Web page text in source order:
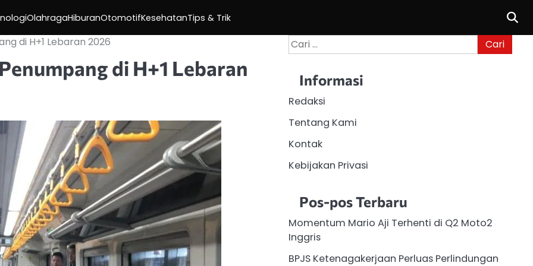
OlahragaHiburanOtomotifKesehatanTips & Trik
di H+1 Lebaran 2026
di H+1 Lebaran
Cari
untuk:
Informasi
Redaksi
Tentang Kami
Kontak
Kebijakan Privasi
Pos-pos Terbaru
Momentum Mario Aji Terhenti di Q2 Moto2
Inggris
BPJS Ketenagakerjaan Perluas Perlindungan